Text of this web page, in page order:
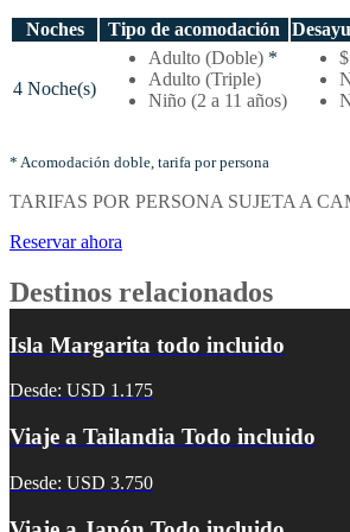
–
noches
tipo
acomodación
Noches Tipo de acomodación
4 Noche(s)
Adulto (Doble) *
Adulto (Triple)
Niño (2 a 11 años)
* Acomodación doble, tarifa por persona
TARIFAS POR PERSONA SUJETA A
Reservar ahora
Destinos relacionados
Isla Margarita todo incluido
Desde: USD 1.175
Viaje a Tailandia Todo incluido
Desde: USD 3.750